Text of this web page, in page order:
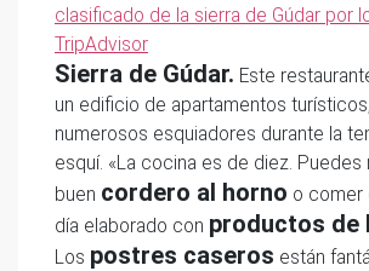
clasificado de la sierra de Gúdar por
TripAdvisor
Sierra de Gúdar. Este
un edificio de apartamentos
numerosos esquiadores durante la
esquí. «La cocina es de diez. Puedes
buen cordero al horno o comer
día elaborado con productos de
Los postres caseros están